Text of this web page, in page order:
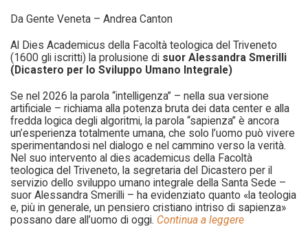
Da Gente Veneta – Andrea Canton
Al Dies Academicus della Facoltà teologica del Triveneto
(1600 gli iscritti) la prolusione di suor Alessandra Smerilli
(Dicastero per lo Sviluppo Umano Integrale)
Se nel 2026 la parola “intelligenza” – nella sua versione
artificiale – richiama alla potenza bruta dei data center e alla
fredda logica degli algoritmi, la parola “sapienza” è ancora
un’esperienza totalmente umana, che solo l’uomo può vivere
sperimentandosi nel dialogo e nel cammino verso la verità.
Nel suo intervento al dies academicus della Facoltà
teologica del Triveneto, la segretaria del Dicastero per il
servizio dello sviluppo umano integrale della Santa Sede –
suor Alessandra Smerilli – ha evidenziato quanto «la teologia
e, più in generale, un pensiero cristiano intriso di sapienza»
possano dare all’uomo di oggi. Continua a leggere